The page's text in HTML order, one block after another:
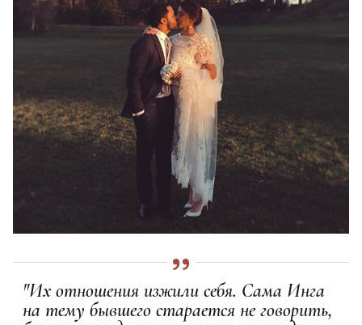
"Их отношения изжили себя. Сама Инга
на тему бывшего старается не говорить,